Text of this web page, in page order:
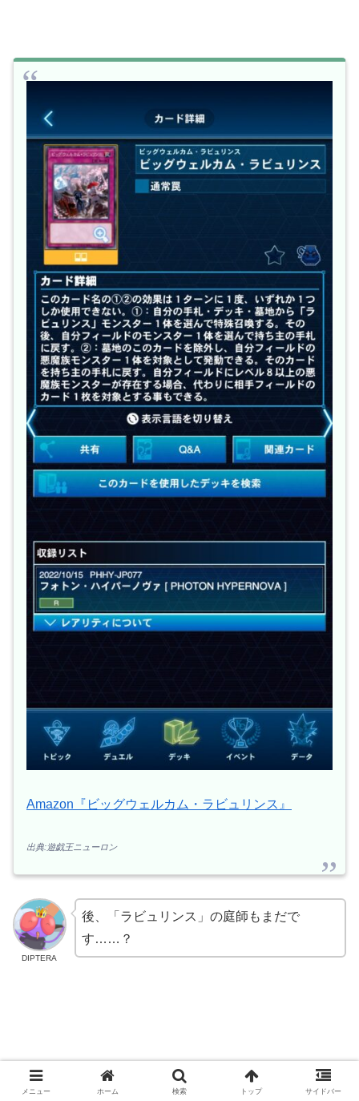
Amazon『ビッグウェルカム・ラビュリンス』
出典:遊戯王ニューロン
DIPTERA
後、「ラビュリンス」の庭師もまだで
す……？
メニュー ホーム 検索 トップ サイドバー